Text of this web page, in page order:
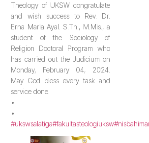
Theology of UKSW congratulate
and wish success to Rev. Dr.
Erna Maria Ayal. S.Th., M.Mis., a
student of the Sociology of
Religion Doctoral Program who
has carried out the Judicium on
Monday, February 04, 2024.
May God bless every task and
service done.
•
•
#ukswsalatiga#fakultasteologiuksw